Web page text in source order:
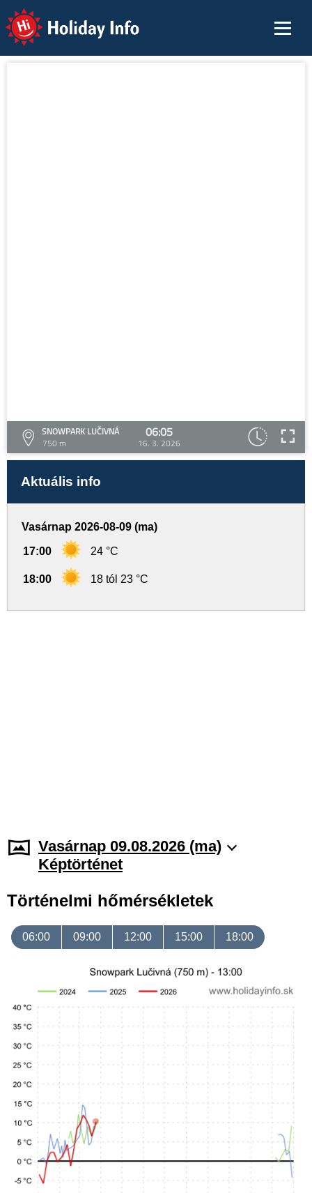
Holiday Info
SNOWPARK LUČIVNÁ
750 m
06:05
16. 3. 2026
Aktuális info
Vasárnap 2026-08-09 (ma)
17:00 24 °C
18:00 18 tól 23 °C
Vasárnap 09.08.2026 (ma)
Képtörténet
Történelmi hőmérsékletek
06:00 09:00 12:00 15:00 18:00